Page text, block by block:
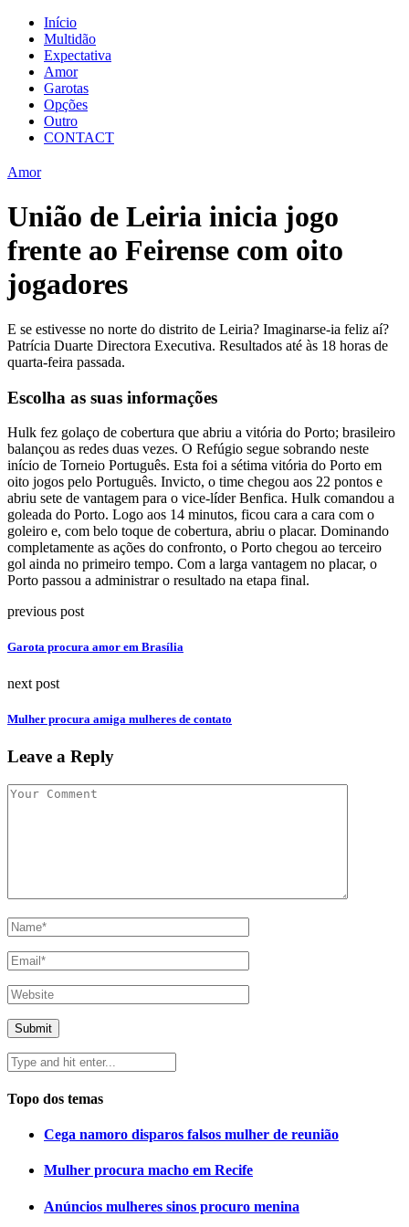
Início
Multidão
Expectativa
Amor
Garotas
Opções
Outro
CONTACT
Amor
União de Leiria inicia jogo
frente ao Feirense com oito
jogadores
E se estivesse no norte do distrito de Leiria? Imaginarse-ia feliz aí?
Patrícia Duarte Directora Executiva. Resultados até às 18 horas de
quarta-feira passada.
Escolha as suas informações
Hulk fez golaço de cobertura que abriu a vitória do Porto; brasileiro
balançou as redes duas vezes. O Refúgio segue sobrando neste
início de Torneio Português. Esta foi a sétima vitória do Porto em
oito jogos pelo Português. Invicto, o time chegou aos 22 pontos e
abriu sete de vantagem para o vice-líder Benfica. Hulk comandou a
goleada do Porto. Logo aos 14 minutos, ficou cara a cara com o
goleiro e, com belo toque de cobertura, abriu o placar. Dominando
completamente as ações do confronto, o Porto chegou ao terceiro
gol ainda no primeiro tempo. Com a larga vantagem no placar, o
Porto passou a administrar o resultado na etapa final.
previous post
Garota procura amor em Brasília
next post
Mulher procura amiga mulheres de contato
Leave a Reply
Topo dos temas
Cega namoro disparos falsos mulher de reunião
Mulher procura macho em Recife
Anúncios mulheres sinos procuro menina